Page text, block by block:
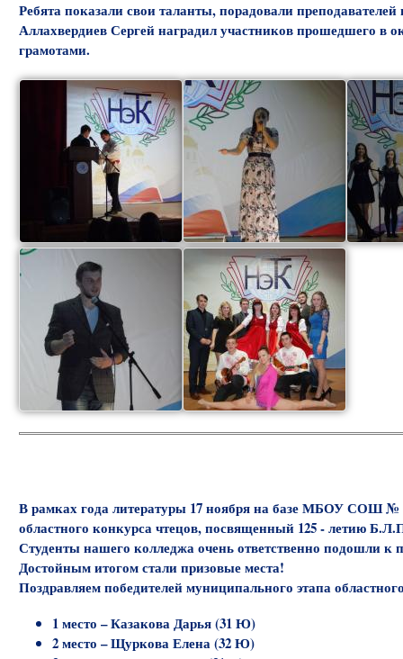
Ребята показали свои таланты, порадовали
Аллахвердиев Сергей наградил участников прошедшего в
грамотами.
В рамках года литературы 17 ноября на базе МБОУ СОШ
областного конкурса чтецов, посвященный 125 - летию
Студенты нашего колледжа очень ответственно подошли к
Достойным итогом стали призовые места!
Поздравляем победителей муниципального этапа
1 место – Казакова Дарья (31 Ю)
2 место – Щуркова Елена (32 Ю)